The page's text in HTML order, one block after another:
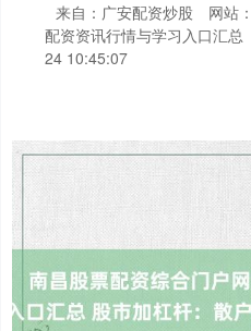
来自：广安配资炒股
网站
配资资讯行情与学习入口汇总
24 10:45:07